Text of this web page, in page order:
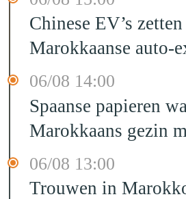
Chinese EV’s
Marokkaanse auto-
06/08 14:00
Spaanse papieren
Marokkaans gezin
06/08 13:00
Trouwen in